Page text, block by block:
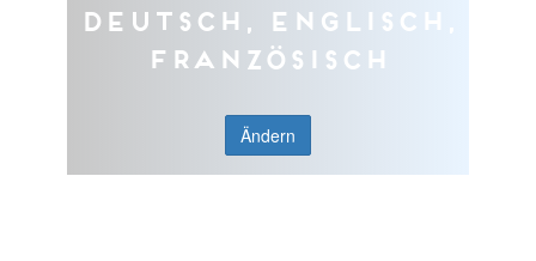
Deutsch, Englisch,
Französisch
Ändern